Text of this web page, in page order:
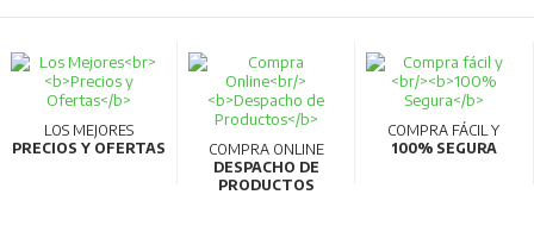
LOS MEJORES
PRECIOS Y OFERTAS
COMPRA ONLINE
DESPACHO DE
PRODUCTOS
COMPRA FÁCIL Y
100% SEGURA